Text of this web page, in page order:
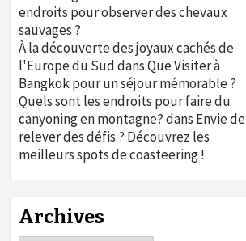
endroits pour observer des chevaux
sauvages ?
À la découverte des joyaux cachés de
l'Europe du SuddansQue Visiter à
Bangkok pour un séjour mémorable ?
Quels sont les endroits pour faire du
canyoning en montagne?dans Envie de
relever des défis ? Découvrez les
meilleurs spots de coasteering !
Archives